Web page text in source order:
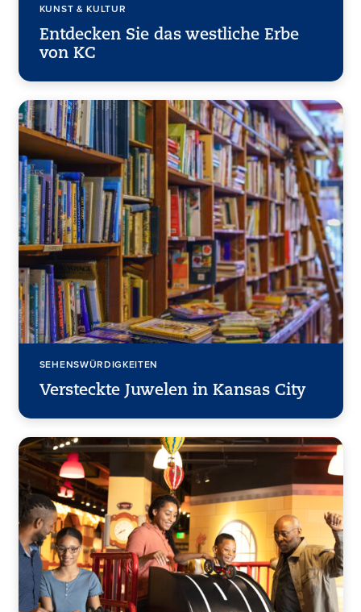
KUNST & KULTUR
Entdecken Sie das westliche Erbe
von KC
SEHENSWÜRDIGKEITEN
Versteckte Juwelen in Kansas City